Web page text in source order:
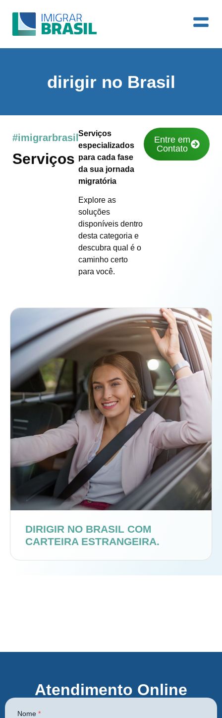
dirigir no Brasil
#imigrarbrasil
Serviços
Serviços
especializados
para cada fase
da sua jornada
migratória
Explore as
soluções
disponíveis dentro
desta categoria e
descubra qual é o
caminho certo
para você.
Entre em
Contato
DIRIGIR NO BRASIL COM
CARTEIRA ESTRANGEIRA.
Atendimento Online
Nome *